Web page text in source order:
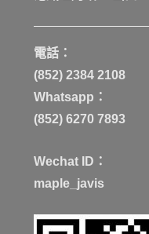
電話：
(852) 2384 2108
Whatsapp：
(852) 6270 7893
Wechat ID：
maple_javis